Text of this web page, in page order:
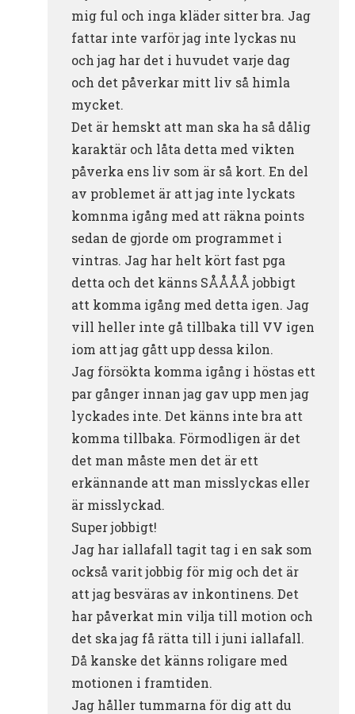
mig ful och inga kläder sitter bra. Jag
fattar inte varför jag inte lyckas nu
och jag har det i huvudet varje dag
och det påverkar mitt liv så himla
mycket.
Det är hemskt att man ska ha så dålig
karaktär och låta detta med vikten
påverka ens liv som är så kort. En del
av problemet är att jag inte lyckats
komnma igång med att räkna points
sedan de gjorde om programmet i
vintras. Jag har helt kört fast pga
detta och det känns SÅÅÅÅ jobbigt
att komma igång med detta igen. Jag
vill heller inte gå tillbaka till VV igen
iom att jag gått upp dessa kilon.
Jag försökta komma igång i höstas ett
par gånger innan jag gav upp men jag
lyckades inte. Det känns inte bra att
komma tillbaka. Förmodligen är det
det man måste men det är ett
erkännande att man misslyckas eller
är misslyckad.
Super jobbigt!
Jag har iallafall tagit tag i en sak som
också varit jobbig för mig och det är
att jag besväras av inkontinens. Det
har påverkat min vilja till motion och
det ska jag få rätta till i juni iallafall.
Då kanske det känns roligare med
motionen i framtiden.
Jag håller tummarna för dig att du